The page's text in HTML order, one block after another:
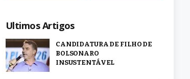
Ultimos Artigos
CANDIDATURA DE FILHO DE
BOLSONARO
INSUSTENTÁVEL